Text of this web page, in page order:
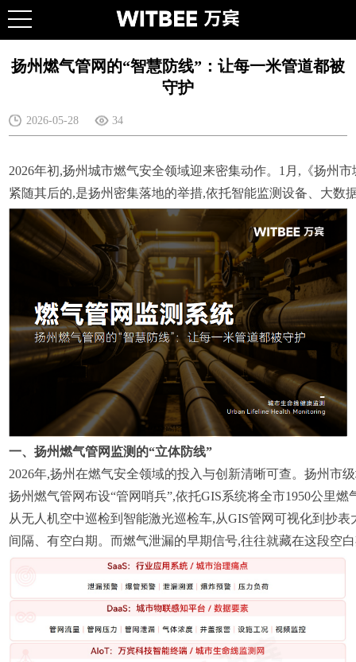
扬州燃气管网的“智慧防线”：让每一米管道都被
守护
2026-05-28 34
2026年初,扬州城市燃气安全领域迎来密集动作。1月,《扬州
紧随其后的,是扬州密集落地的举措,依托智能监测设备、大数
一、扬州燃气管网监测的“立体防线”
2026年,扬州在燃气安全领域的投入与创新清晰可查。扬州市
扬州燃气管网布设“管网哨兵”,依托GIS系统将全市1950公里
从无人机空中巡检到智能激光巡检车,从GIS管网可视化到抄
间隔、有空白期。而燃气泄漏的早期信号,往往就藏在这段空